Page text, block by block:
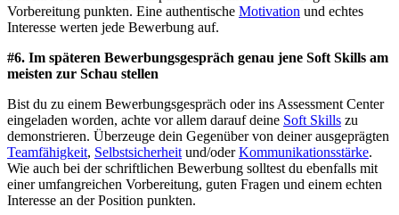
Vorbereitung punkten. Eine authentische Motivation und echtes
Interesse werten jede Bewerbung auf.
#6. Im späteren Bewerbungsgespräch genau jene Soft Skills am
meisten zur Schau stellen
Bist du zu einem Bewerbungsgespräch oder ins Assessment Center
eingeladen worden, achte vor allem darauf deine Soft Skills zu
demonstrieren. Überzeuge dein Gegenüber von deiner ausgeprägten
Teamfähigkeit, Selbstsicherheitund/oderKommunikationsstärke.
Wie auch bei der schriftlichen Bewerbung solltest du ebenfalls mit
einer umfangreichen Vorbereitung, guten Fragen und einem echten
Interesse an der Position punkten.